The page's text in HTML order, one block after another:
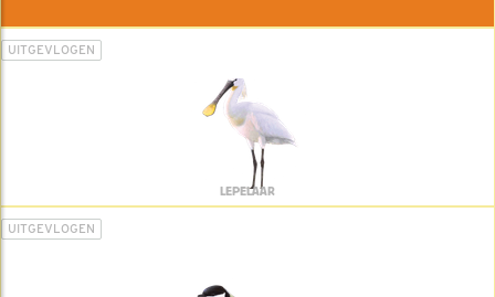
UITGEVLOGEN
LEPELAAR
UITGEVLOGEN